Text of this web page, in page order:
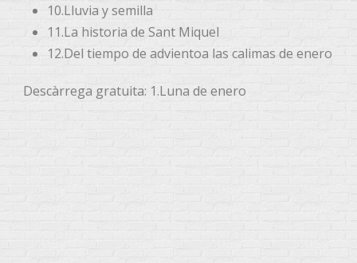
10.Lluvia y semilla
11.La historia de Sant Miquel
12.Del tiempo de advientoa las calimas de enero
Descàrrega gratuita: 1.Luna de enero